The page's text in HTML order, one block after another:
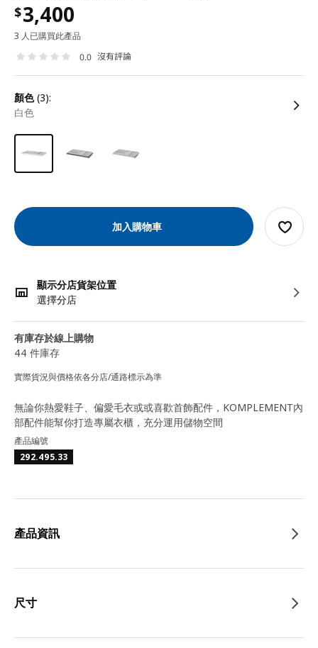
$3,400
3 人已購買此產品
0.0 沒有評論
顏色(3):
白色
加入購物車
顯示分店貨架位置
選擇分店
有庫存於線上購物
44 件庫存
實際貨況與價格依各分店/通路標示為準
無論你熱愛鞋子、偏愛毛衣或或喜歡首飾配件，KOMPLEMENT內
部配件能幫你打造專屬衣櫃，充分運用儲物空間
產品編號
292.495.33
產品資訊
尺寸